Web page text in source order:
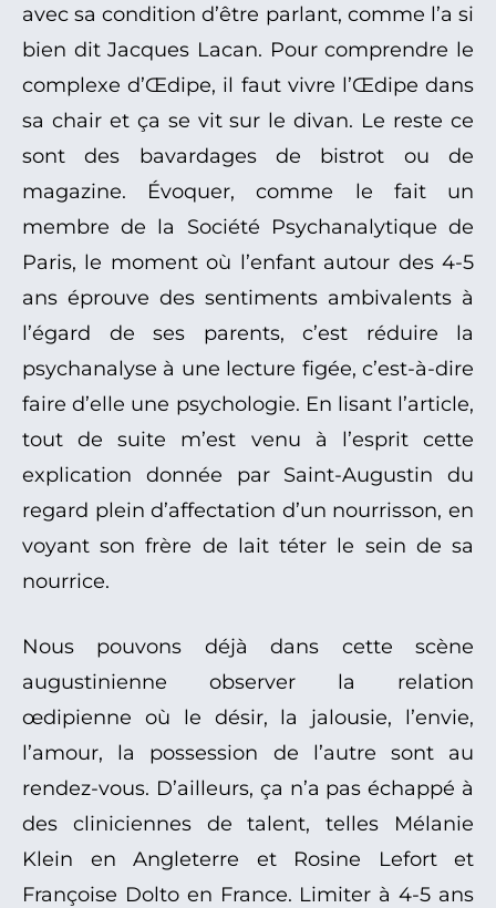
avec sa condition d’être parlant, comme l’a si
bien dit Jacques Lacan. Pour comprendre le
complexe d’Œdipe, il faut vivre l’Œdipe dans
sa chair et ça se vit sur le divan. Le reste ce
sont des bavardages de bistrot ou de
magazine. Évoquer, comme le fait un
membre de la Société Psychanalytique de
Paris, le moment où l’enfant autour des 4-5
ans éprouve des sentiments ambivalents à
l’égard de ses parents, c’est réduire la
psychanalyse à une lecture figée, c’est-à-dire
faire d’elle une psychologie. En lisant l’article,
tout de suite m’est venu à l’esprit cette
explication donnée par Saint-Augustin du
regard plein d’affectation d’un nourrisson, en
voyant son frère de lait téter le sein de sa
nourrice.
Nous pouvons déjà dans cette scène
augustinienne observer la relation
œdipienne où le désir, la jalousie, l’envie,
l’amour, la possession de l’autre sont au
rendez-vous. D’ailleurs, ça n’a pas échappé à
des cliniciennes de talent, telles Mélanie
Klein en Angleterre et Rosine Lefort et
Françoise Dolto en France. Limiter à 4-5 ans